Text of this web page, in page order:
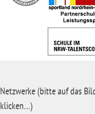
Netzwerke (bitte auf das
klicken…)